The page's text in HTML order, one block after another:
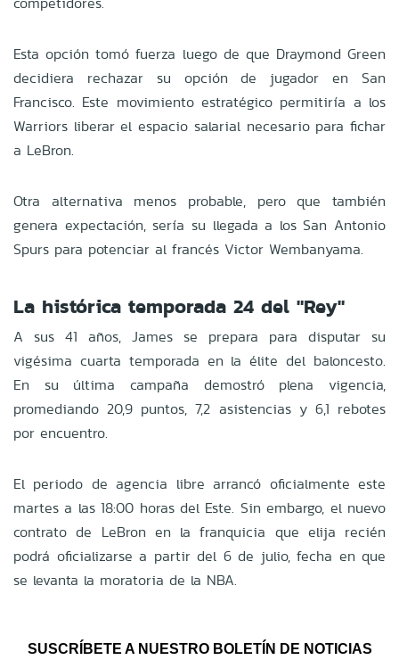
Esta opción tomó fuerza luego de que Draymond Green
decidiera rechazar su opción de jugador en San
Francisco. Este movimiento estratégico permitiría a los
Warriors liberar el espacio salarial necesario para fichar
a LeBron.
Otra alternativa menos probable, pero que también
genera expectación, sería su llegada a los San Antonio
Spurs para potenciar al francés Victor Wembanyama.
La histórica temporada 24 del "Rey"
A sus 41 años, James se prepara para disputar su
vigésima cuarta temporada en la élite del baloncesto.
En su última campaña demostró plena vigencia,
promediando 20,9 puntos, 7,2 asistencias y 6,1 rebotes
por encuentro.
El periodo de agencia libre arrancó oficialmente este
martes a las 18:00 horas del Este. Sin embargo, el nuevo
contrato de LeBron en la franquicia que elija recién
podrá oficializarse a partir del 6 de julio, fecha en que
se levanta la moratoria de la NBA.
SUSCRÍBETE A NUESTRO BOLETÍN DE NOTICIAS